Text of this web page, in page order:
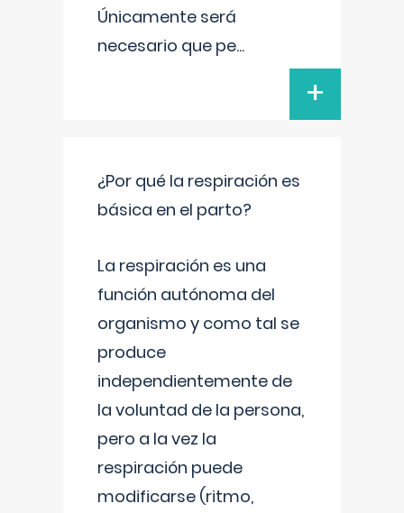
Únicamente será
necesario que pe...
+
¿Por qué la respiración es
básica en el parto?
La respiración es una
función autónoma del
organismo y como tal se
produce
independientemente de
la voluntad de la persona,
pero a la vez la
respiración puede
modificarse (ritmo,